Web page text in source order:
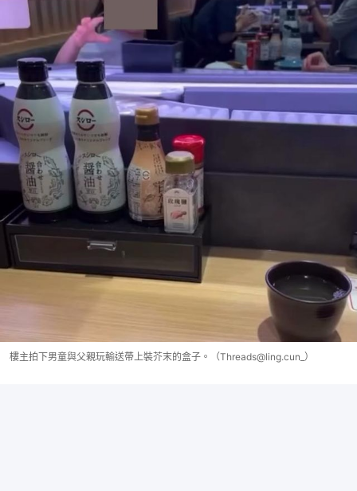
樓主拍下男童與父親玩輸送帶上裝芥末的盒子。（Threads@ling.cun_）